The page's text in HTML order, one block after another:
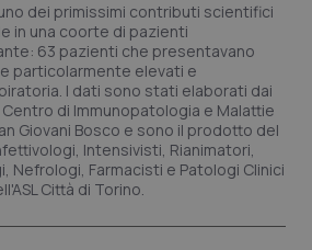
dei primissimi contributi scientifici
in una coorte di pazienti
63 pazienti che presentavano
particolarmente elevati e
I dati sono stati elaborati dai
di Immunopatologia e Malattie
Giovani Bosco e sono il prodotto del
Intensivisti, Rianimatori,
Nefrologi, Farmacisti e Patologi Clinici
Città di Torino.